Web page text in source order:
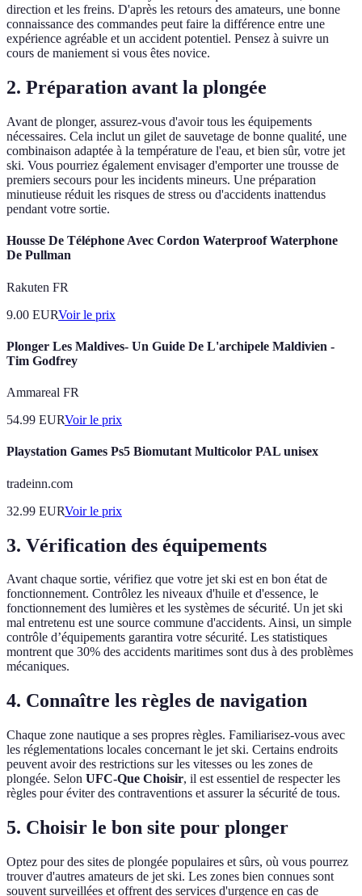
direction et les freins. D'après les retours des amateurs, une bonne
connaissance des commandes peut faire la différence entre une
expérience agréable et un accident potentiel. Pensez à suivre un
cours de maniement si vous êtes novice.
2. Préparation avant la plongée
Avant de plonger, assurez-vous d'avoir tous les équipements
nécessaires. Cela inclut un gilet de sauvetage de bonne qualité, une
combinaison adaptée à la température de l'eau, et bien sûr, votre jet
ski. Vous pourriez également envisager d'emporter une trousse de
premiers secours pour les incidents mineurs. Une préparation
minutieuse réduit les risques de stress ou d'accidents inattendus
pendant votre sortie.
Housse De Téléphone Avec Cordon Waterproof Waterphone
De Pullman
Rakuten FR
9.00 EURVoir le prix
Plonger Les Maldives- Un Guide De L'archipele Maldivien -
Tim Godfrey
Ammareal FR
54.99 EURVoir le prix
Playstation Games Ps5 Biomutant Multicolor PAL unisex
tradeinn.com
32.99 EURVoir le prix
3. Vérification des équipements
Avant chaque sortie, vérifiez que votre jet ski est en bon état de
fonctionnement. Contrôlez les niveaux d'huile et d'essence, le
fonctionnement des lumières et les systèmes de sécurité. Un jet ski
mal entretenu est une source commune d'accidents. Ainsi, un simple
contrôle d’équipements garantira votre sécurité. Les statistiques
montrent que 30% des accidents maritimes sont dus à des problèmes
mécaniques.
4. Connaître les règles de navigation
Chaque zone nautique a ses propres règles. Familiarisez-vous avec
les réglementations locales concernant le jet ski. Certains endroits
peuvent avoir des restrictions sur les vitesses ou les zones de
plongée. Selon UFC-Que Choisir, il est essentiel de respecter les
règles pour éviter des contraventions et assurer la sécurité de tous.
5. Choisir le bon site pour plonger
Optez pour des sites de plongée populaires et sûrs, où vous pourrez
trouver d'autres amateurs de jet ski. Les zones bien connues sont
souvent surveillées et offrent des services d'urgence en cas de